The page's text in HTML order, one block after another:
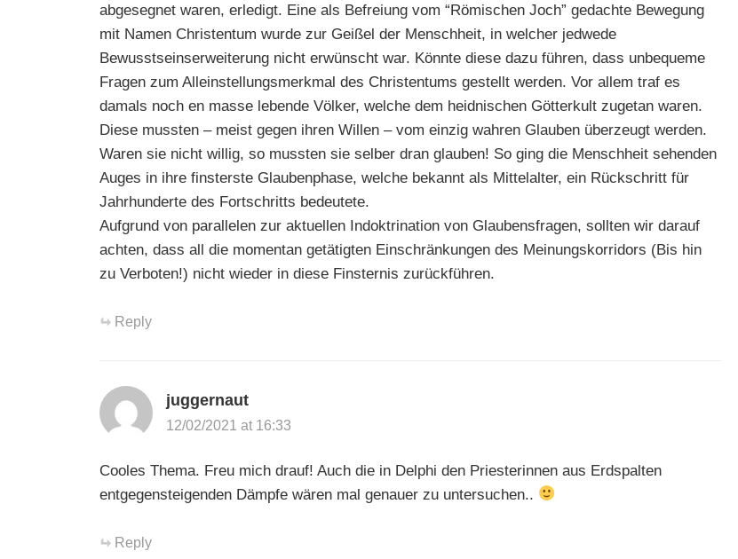
abgesegnet waren, erledigt. Eine als Befreiung vom “Römischen Joch” gedachte Bewegung
mit Namen Christentum wurde zur Geißel der Menschheit, in welcher jedwede
Bewusstseinserweiterung nicht erwünscht war. Könnte diese dazu führen, dass unbequeme
Fragen zum Alleinstellungsmerkmal des Christentums gestellt werden. Vor allem traf es
damals noch en masse lebende Völker, welche dem heidnischen Götterkult zugetan waren.
Diese mussten – meist gegen ihren Willen – vom einzig wahren Glauben überzeugt werden.
Waren sie nicht willig, so mussten sie selber dran glauben! So ging die Menschheit sehenden
Auges in ihre finsterste Glaubenphase, welche bekannt als Mittelalter, ein Rückschritt für
Jahrhunderte des Fortschritts bedeutete.
Aufgrund von parallelen zur aktuellen Indoktrination von Glaubensfragen, sollten wir darauf
achten, dass all die momentan getätigten Einschränkungen des Meinungskorridors (Bis hin
zu Verboten!) nicht wieder in diese Finsternis zurückführen.
Reply
juggernaut
12/02/2021 at 16:33
Cooles Thema. Freu mich drauf! Auch die in Delphi den Priesterinnen aus Erdspalten
entgegensteigenden Dämpfe wären mal genauer zu untersuchen..
Reply